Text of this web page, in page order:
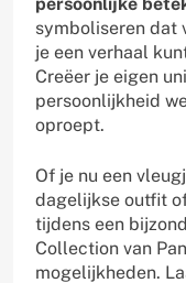
symboliseren dat
je een verhaal
Creëer je eigen
persoonlijkheid
oproept.
Of je nu een
dagelijkse outfit
tijdens een
Collection van
mogelijkheden.